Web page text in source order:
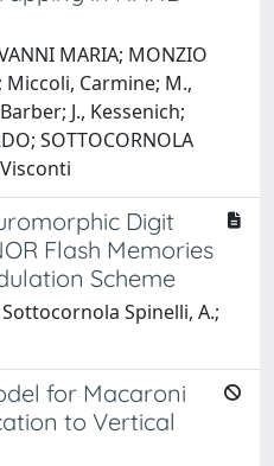
MARIA; MONZIO
Miccoli, Carmine; M.,
J., Kessenich;
SOTTOCORNOLA
Digit
Flash Memories
Scheme
Spinelli, A.;
for Macaroni
to Vertical